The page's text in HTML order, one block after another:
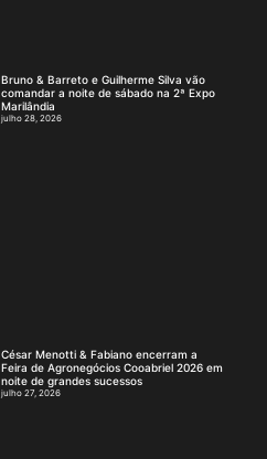
Bruno & Barreto e Guilherme Silva vão
comandar a noite de sábado na 2ª Expo
Marilândia
julho 28, 2026
César Menotti & Fabiano encerram a
Feira de Agronegócios Cooabriel 2026 em
noite de grandes sucessos
julho 27, 2026